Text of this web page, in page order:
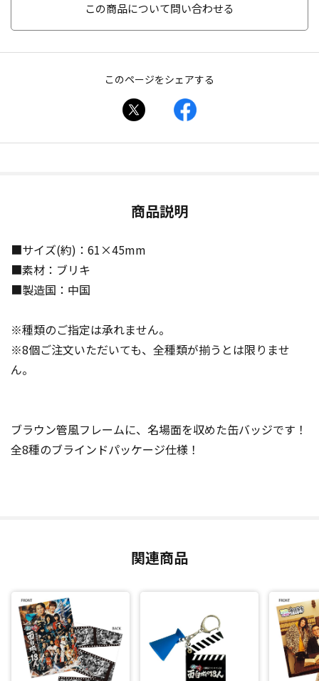
この商品について問い合わせる
このページをシェアする
商品説明
■サイズ(約)：61×45mm
■素材：ブリキ
■製造国：中国
※種類のご指定は承れません。
※8個ご注文いただいても、全種類が揃うとは限りませ
ん。
ブラウン管風フレームに、名場面を収めた缶バッジです！
全8種のブラインドパッケージ仕様！
関連商品